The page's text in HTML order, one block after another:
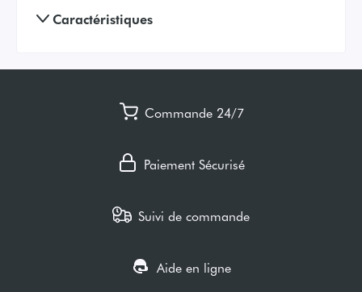
Caractéristiques
Commande 24/7
Paiement Sécurisé
Suivi de commande
Aide en ligne